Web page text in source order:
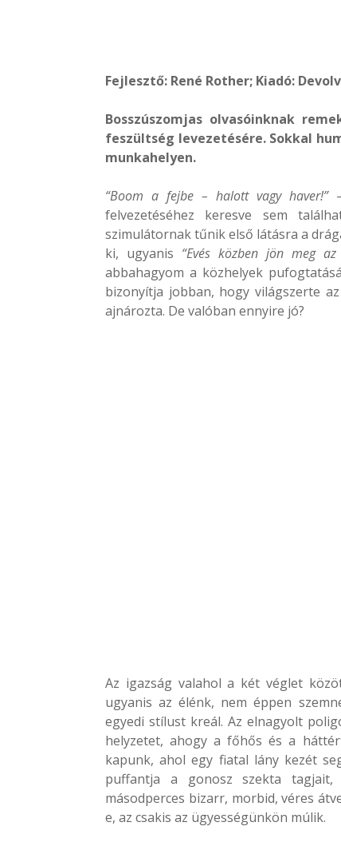
Fejlesztő: René Rother; Kiadó:
Bosszúszomjas olvasóinknak
feszültség levezetésére. Sokkal
munkahelyen.
“Boom a fejbe – halott vagy haver!”–
felvezetéséhez keresve sem
szimulátornak tűnik első látásra a
ki, ugyanis “Evés közben jön meg az
abbahagyom a közhelyek
bizonyítja jobban, hogy világszerte
ajnározta. De valóban ennyire jó?
Az igazság valahol a két véglet
ugyanis az élénk, nem éppen
egyedi stílust kreál. Az elnagyolt
helyzetet, ahogy a főhős és a
kapunk, ahol egy fiatal lány kezét
puffantja a gonosz szekta tagjait,
másodperces bizarr, morbid, véres
e, az csakis az ügyességünkön múlik.